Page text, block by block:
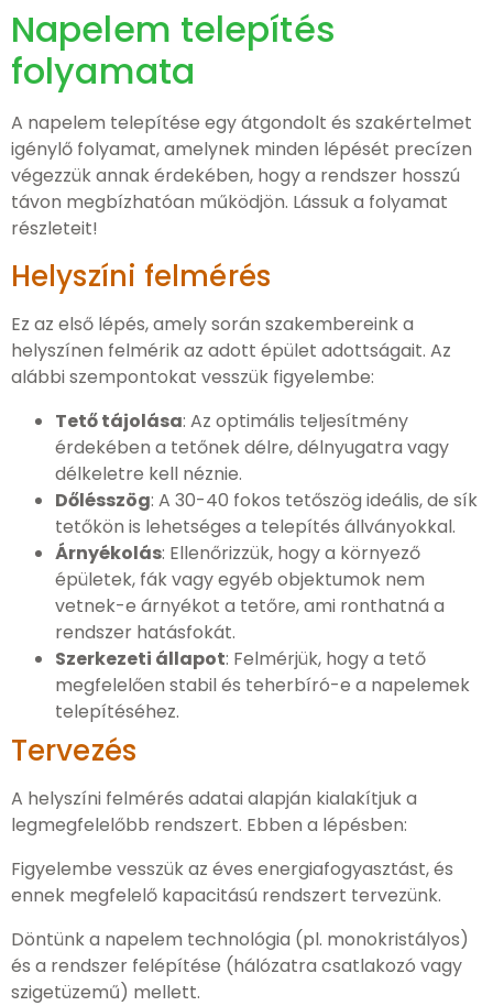
Napelem telepítés
folyamata
A napelem telepítése egy átgondolt és szakértelmet
igénylő folyamat, amelynek minden lépését precízen
végezzük annak érdekében, hogy a rendszer hosszú
távon megbízhatóan működjön. Lássuk a folyamat
részleteit!
Helyszíni felmérés
Ez az első lépés, amely során szakembereink a
helyszínen felmérik az adott épület adottságait. Az
alábbi szempontokat vesszük figyelembe:
Tető tájolása: Az optimális teljesítmény
érdekében a tetőnek délre, délnyugatra vagy
délkeletre kell néznie.
Dőlésszög: A 30-40 fokos tetőszög ideális, de sík
tetőkön is lehetséges a telepítés állványokkal.
Árnyékolás: Ellenőrizzük, hogy a környező
épületek, fák vagy egyéb objektumok nem
vetnek-e árnyékot a tetőre, ami ronthatná a
rendszer hatásfokát.
Szerkezeti állapot: Felmérjük, hogy a tető
megfelelően stabil és teherbíró-e a napelemek
telepítéséhez.
Tervezés
A helyszíni felmérés adatai alapján kialakítjuk a
legmegfelelőbb rendszert. Ebben a lépésben:
Figyelembe vesszük az éves energiafogyasztást, és
ennek megfelelő kapacitású rendszert tervezünk.
Döntünk a napelem technológia (pl. monokristályos)
és a rendszer felépítése (hálózatra csatlakozó vagy
szigetüzemű) mellett.